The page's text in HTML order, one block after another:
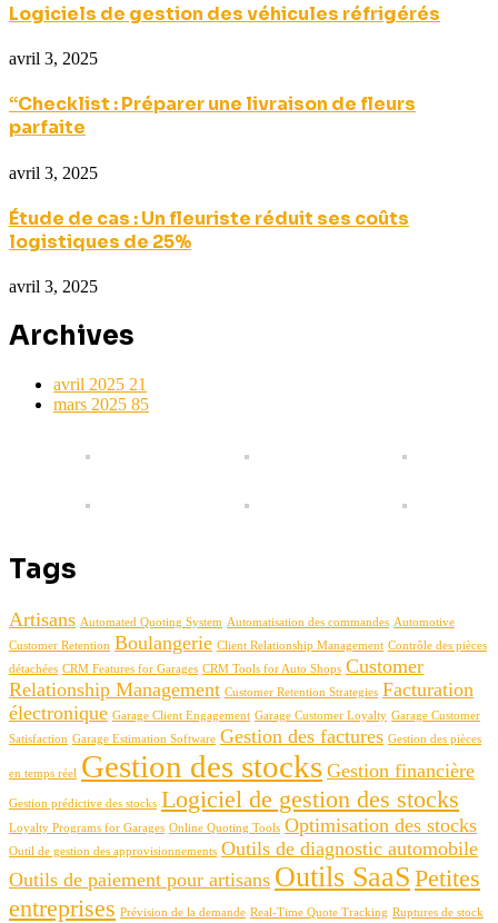
Logiciels de gestion des véhicules réfrigérés
avril 3, 2025
“Checklist : Préparer une livraison de fleurs
parfaite
avril 3, 2025
Étude de cas : Un fleuriste réduit ses coûts
logistiques de 25%
avril 3, 2025
Archives
avril 2025 21
mars 2025 85
Tags
Artisans Automated Quoting System Automatisation des commandes Automotive
Customer Retention Boulangerie Client Relationship Management Contrôle des pièces
détachées CRM Features for Garages CRM Tools for Auto Shops Customer
Relationship Management Customer Retention Strategies Facturation
électronique Garage Client Engagement Garage Customer Loyalty Garage Customer
Satisfaction Garage Estimation Software Gestion des factures Gestion des pièces
en temps réel Gestion des stocks Gestion financière
Gestion prédictive des stocks Logiciel de gestion des stocks
Loyalty Programs for Garages Online Quoting Tools Optimisation des stocks
Outil de gestion des approvisionnements Outils de diagnostic automobile
Outils de paiement pour artisans Outils SaaS Petites
entreprises Prévision de la demande Real-Time Quote Tracking Ruptures de stock